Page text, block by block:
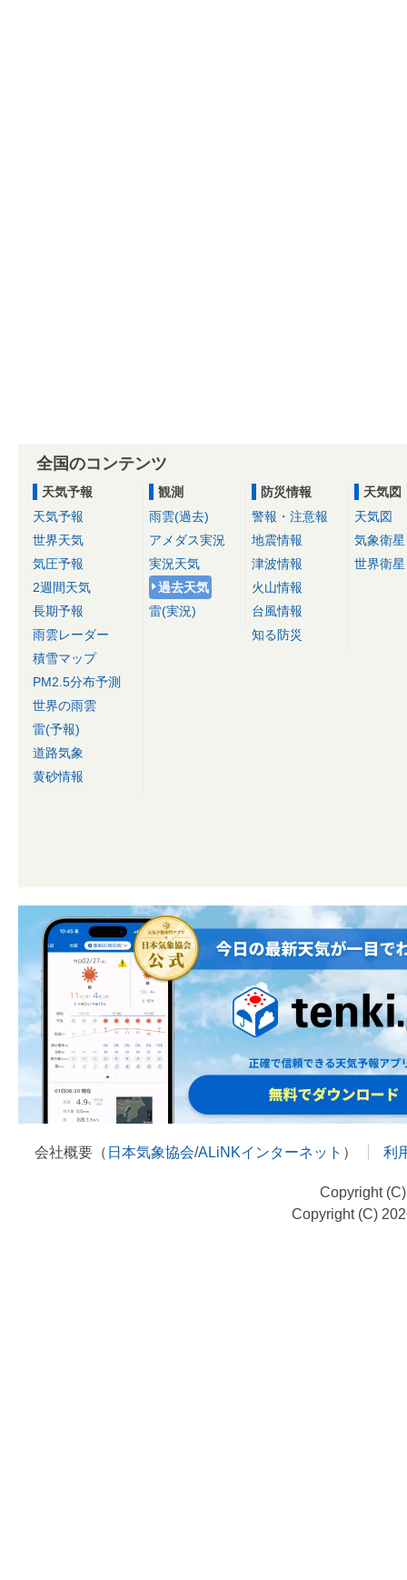
全国のコンテンツ
天気予報
天気予報
世界天気
気圧予報
2週間天気
長期予報
雨雲レーダー
積雪マップ
PM2.5分布予測
世界の雨雲
雷(予報)
道路気象
黄砂情報
観測
雨雲(過去)
アメダス実況
実況天気
過去天気
雷(実況)
防災情報
警報・注意報
地震情報
津波情報
火山情報
台風情報
知る防災
天気図
天気図
気象衛星
世界衛星
会社概要（ 日本気象協会/ALiNKインターネット ） 利
Copyright
Copyright (C)